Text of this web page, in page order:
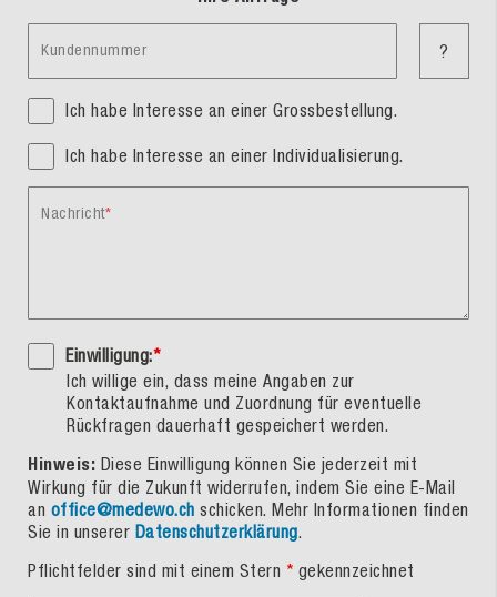
Kundennummer ?
Ich habe Interesse an einer Grossbestellung.
Ich habe Interesse an einer Individualisierung.
Nachricht
Einwilligung:*
Ich willige ein, dass meine Angaben zur
Kontaktaufnahme und Zuordnung für eventuelle
Rückfragen dauerhaft gespeichert werden.
Hinweis: Diese Einwilligung können Sie jederzeit mit
Wirkung für die Zukunft widerrufen, indem Sie eine E-Mail
an office@medewo.ch schicken. Mehr Informationen finden
Sie in unserer Datenschutzerklärung.
Pflichtfelder sind mit einem Stern * gekennzeichnet